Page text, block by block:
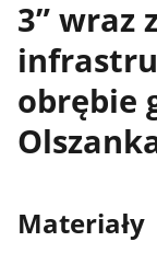
3” wraz
obrębie
Materiały